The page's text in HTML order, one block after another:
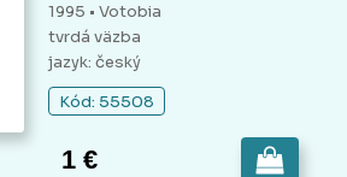
1995 • Votobia
tvrdá väzba
jazyk: český
Kód: 55508
1 €